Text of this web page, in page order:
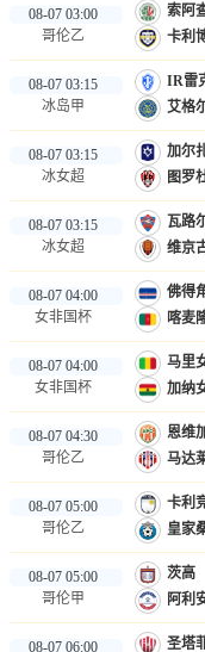
08-07 03:00
哥伦乙
索阿
卡利
08-07 03:15
冰岛甲
IR雷
艾格
08-07 03:15
冰女超
加尔
图罗
08-07 03:15
冰女超
瓦路
维京
08-07 04:00
女非国杯
佛得
喀麦
08-07 04:00
女非国杯
马里
加纳
08-07 04:30
哥伦乙
恩维
马达
08-07 05:00
哥伦乙
卡利
皇家
08-07 05:00
哥伦甲
茨高
阿利
08-07 06:00
圣塔